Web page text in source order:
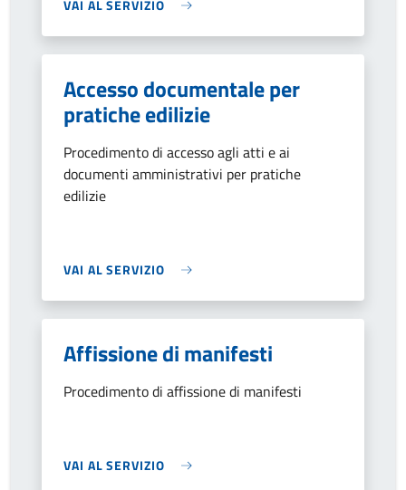
VAI AL SERVIZIO
Accesso documentale per
pratiche edilizie
Procedimento di accesso agli atti e ai
documenti amministrativi per pratiche
edilizie
VAI AL SERVIZIO
Affissione di manifesti
Procedimento di affissione di manifesti
VAI AL SERVIZIO